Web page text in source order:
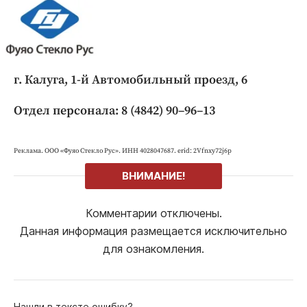
г. Калуга, 1‑й Автомобильный проезд, 6
Отдел персонала: 8 (4842) 90–96–13
Реклама. ООО «Фуяо Стекло Рус». ИНН 4028047687. erid: 2Vfnxy72j6p
ВНИМАНИЕ!
Комментарии отключены.
Данная информация размещается исключительно
для ознакомления.